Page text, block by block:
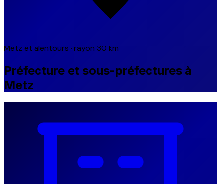
Metz et alentours · rayon 30 km
Préfecture et sous-préfectures à
Metz